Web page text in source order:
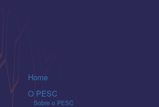
Home
O PESC
Sobre o PESC